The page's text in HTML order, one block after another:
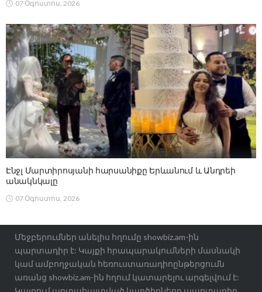
07 Օգոստոս, 2026
Էնջլ Մարտիրոսյանի հարսանիքը Երևանում և Անդրեի
անակնկալը
07 Օգոստոս, 2026
Մեջբերումներ անելիս հղումը showbiz.am-ին
պարտադիր է: Կայքի հրապարակումների մասնակի
կամ ամբողջական հեռուստառադիոընթերցումն
առանց showbiz.am-ին հղում կատարելու արգելվում է: